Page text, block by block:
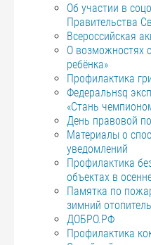
Об участии в
Правительства
Всероссийская
О возможностях
ребёнка»
Профилактика
Федеральнsq
«Стань
День правовой
Материалы о
уведомлений
Профилактика
объектах в
Памятка по
зимний
ДОБРО.РФ
Профилактика